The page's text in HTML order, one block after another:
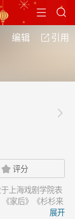
 
编辑  引用

 评分
上海戏剧学院表
家后》《杉杉来
展开